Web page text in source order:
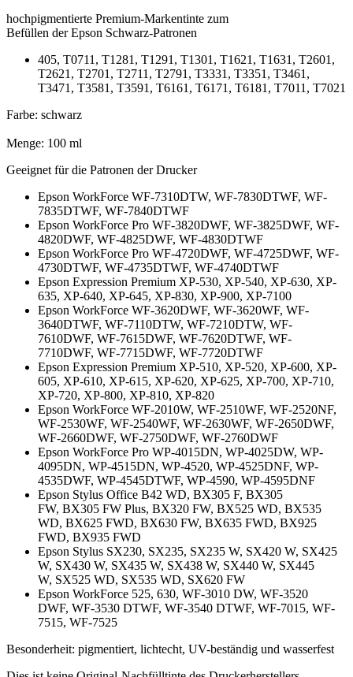
hochpigmentierte Premium-Markentinte zum
Befüllen der Epson Schwarz-Patronen
405, T0711, T1281, T1291, T1301, T1621, T1631, T2601,
T2621, T2701, T2711, T2791, T3331, T3351, T3461,
T3471, T3581, T3591, T6161, T6171, T6181, T7011, T7021
Farbe: schwarz
Menge: 100 ml
Geeignet für die Patronen der Drucker
Epson WorkForce WF-7310DTW, WF-7830DTWF, WF-
7835DTWF, WF-7840DTWF
Epson WorkForce Pro WF-3820DWF, WF-3825DWF, WF-
4820DWF, WF-4825DWF, WF-4830DTWF
Epson WorkForce Pro WF-4720DWF, WF-4725DWF, WF-
4730DTWF, WF-4735DTWF, WF-4740DTWF
Epson Expression Premium XP-530, XP-540, XP-630, XP-
635, XP-640, XP-645, XP-830, XP-900, XP-7100
Epson WorkForce WF-3620DWF, WF-3620WF, WF-
3640DTWF, WF-7110DTW, WF-7210DTW, WF-
7610DWF, WF-7615DWF, WF-7620DTWF, WF-
7710DWF, WF-7715DWF, WF-7720DTWF
Epson Expression Premium XP-510, XP-520, XP-600, XP-
605, XP-610, XP-615, XP-620, XP-625, XP-700, XP-710,
XP-720, XP-800, XP-810, XP-820
Epson WorkForce WF-2010W, WF-2510WF, WF-2520NF,
WF-2530WF, WF-2540WF, WF-2630WF, WF-2650DWF,
WF-2660DWF, WF-2750DWF, WF-2760DWF
Epson WorkForce Pro WP-4015DN, WP-4025DW, WP-
4095DN, WP-4515DN, WP-4520, WP-4525DNF, WP-
4535DWF, WP-4545DTWF, WP-4590, WP-4595DNF
Epson Stylus Office B42 WD, BX305 F, BX305
FW, BX305 FW Plus, BX320 FW, BX525 WD, BX535
WD, BX625 FWD, BX630 FW, BX635 FWD, BX925
FWD, BX935 FWD
Epson Stylus SX230, SX235, SX235 W, SX420 W, SX425
W, SX430 W, SX435 W, SX438 W, SX440 W, SX445
W, SX525 WD, SX535 WD, SX620 FW
Epson WorkForce 525, 630, WF-3010 DW, WF-3520
DWF, WF-3530 DTWF, WF-3540 DTWF, WF-7015, WF-
7515, WF-7525
Besonderheit: pigmentiert, lichtecht, UV-beständig und wasserfest